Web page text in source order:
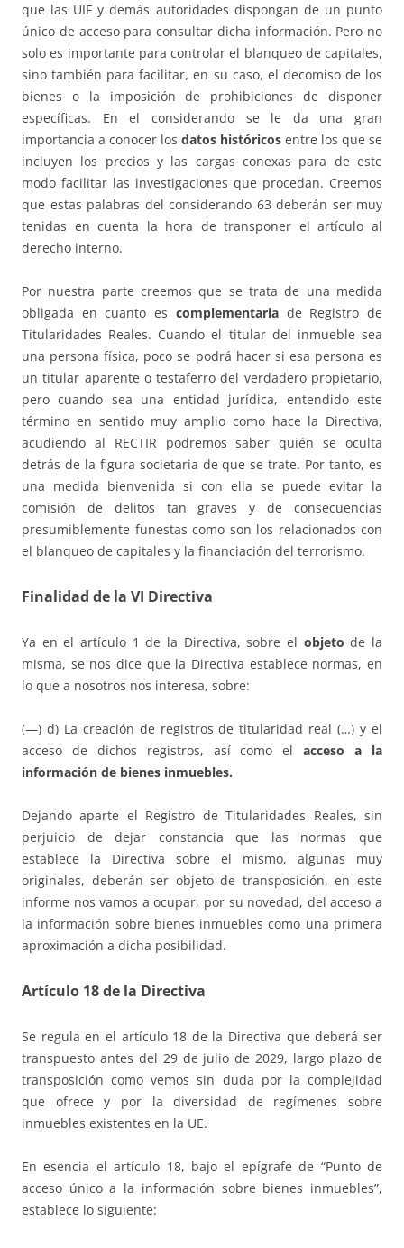
que las UIF y demás autoridades dispongan de un punto
único de acceso para consultar dicha información. Pero no
solo es importante para controlar el blanqueo de capitales,
sino también para facilitar, en su caso, el decomiso de los
bienes o la imposición de prohibiciones de disponer
específicas. En el considerando se le da una gran
importancia a conocer los datos históricos entre los que se
incluyen los precios y las cargas conexas para de este
modo facilitar las investigaciones que procedan. Creemos
que estas palabras del considerando 63 deberán ser muy
tenidas en cuenta la hora de transponer el artículo al
derecho interno.
Por nuestra parte creemos que se trata de una medida
obligada en cuanto es complementariade Registro de
Titularidades Reales. Cuando el titular del inmueble sea
una persona física, poco se podrá hacer si esa persona es
un titular aparente o testaferro del verdadero propietario,
pero cuando sea una entidad jurídica, entendido este
término en sentido muy amplio como hace la Directiva,
acudiendo al RECTIR podremos saber quién se oculta
detrás de la figura societaria de que se trate. Por tanto, es
una medida bienvenida si con ella se puede evitar la
comisión de delitos tan graves y de consecuencias
presumiblemente funestas como son los relacionados con
el blanqueo de capitales y la financiación del terrorismo.
Finalidad de la VI Directiva
Ya en el artículo 1 de la Directiva, sobre el objeto de la
misma, se nos dice que la Directiva establece normas, en
lo que a nosotros nos interesa, sobre:
(—) d) La creación de registros de titularidad real (…) y el
acceso de dichos registros, así como elacceso a la
información de bienes inmuebles.
Dejando aparte el Registro de Titularidades Reales, sin
perjuicio de dejar constancia que las normas que
establece la Directiva sobre el mismo, algunas muy
originales, deberán ser objeto de transposición, en este
informe nos vamos a ocupar, por su novedad, del acceso a
la información sobre bienes inmuebles como una primera
aproximación a dicha posibilidad.
Artículo 18 de la Directiva
Se regula en el artículo 18 de la Directiva que deberá ser
transpuesto antes del 29 de julio de 2029, largo plazo de
transposición como vemos sin duda por la complejidad
que ofrece y por la diversidad de regímenes sobre
inmuebles existentes en la UE.
En esencia el artículo 18, bajo el epígrafe de “Punto de
acceso único a la información sobre bienes inmuebles”,
establece lo siguiente: